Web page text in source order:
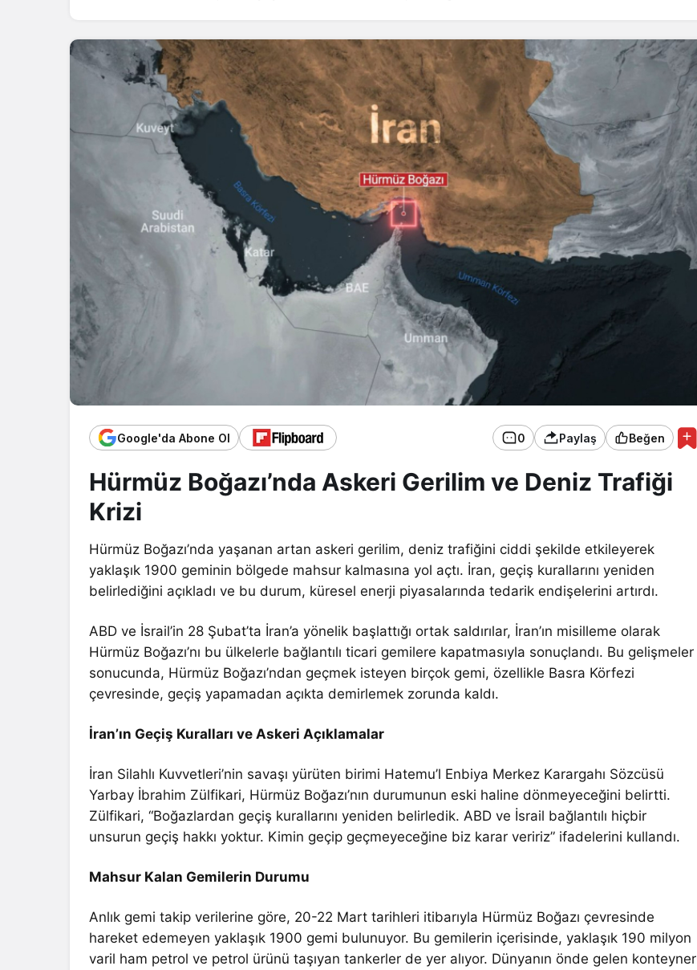
Google'da Abone Ol 0 Paylaş Beğen
Hürmüz Boğazı’nda Askeri Gerilim ve Deniz Trafiği
Krizi
Hürmüz Boğazı’nda yaşanan artan askeri gerilim, deniz trafiğini ciddi şekilde etkileyerek
yaklaşık 1900 geminin bölgede mahsur kalmasına yol açtı. İran, geçiş kurallarını yeniden
belirlediğini açıkladı ve bu durum, küresel enerji piyasalarında tedarik endişelerini artırdı.
ABD ve İsrail’in 28 Şubat’ta İran’a yönelik başlattığı ortak saldırılar, İran’ın misilleme olarak
Hürmüz Boğazı’nı bu ülkelerle bağlantılı ticari gemilere kapatmasıyla sonuçlandı. Bu gelişmeler
sonucunda, Hürmüz Boğazı’ndan geçmek isteyen birçok gemi, özellikle Basra Körfezi
çevresinde, geçiş yapamadan açıkta demirlemek zorunda kaldı.
İran’ın Geçiş Kuralları ve Askeri Açıklamalar
İran Silahlı Kuvvetleri’nin savaşı yürüten birimi Hatemu’l Enbiya Merkez Karargahı Sözcüsü
Yarbay İbrahim Zülfikari, Hürmüz Boğazı’nın durumunun eski haline dönmeyeceğini belirtti.
Zülfikari, “Boğazlardan geçiş kurallarını yeniden belirledik. ABD ve İsrail bağlantılı hiçbir
unsurun geçiş hakkı yoktur. Kimin geçip geçmeyeceğine biz karar veririz” ifadelerini kullandı.
Mahsur Kalan Gemilerin Durumu
Anlık gemi takip verilerine göre, 20-22 Mart tarihleri itibarıyla Hürmüz Boğazı çevresinde
hareket edemeyen yaklaşık 1900 gemi bulunuyor. Bu gemilerin içerisinde, yaklaşık 190 milyon
varil ham petrol ve petrol ürünü taşıyan tankerler de yer alıyor. Dünyanın önde gelen konteyner